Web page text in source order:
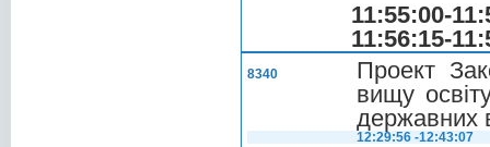
11:55:00-
11:56:15-
8340
Проект
вищу
державних
12:29:56 -12:43:07